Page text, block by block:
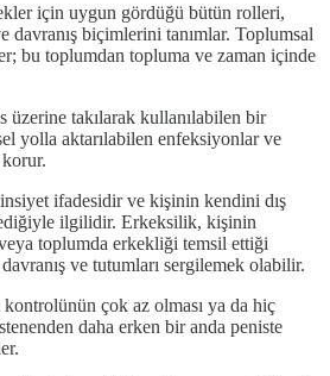
için uygun gördüğü bütün rolleri,
davranış biçimlerini tanımlar. Toplumsal
bu toplumdan topluma ve zaman içinde
üzerine takılarak kullanılabilen bir
yolla aktarılabilen enfeksiyonlar ve
ifadesidir ve kişinin kendini dış
ilgilidir. Erkeksilik, kişinin
toplumda erkekliği temsil ettiği
ve tutumları sergilemek olabilir.
çok az olması ya da hiç
daha erken bir anda peniste